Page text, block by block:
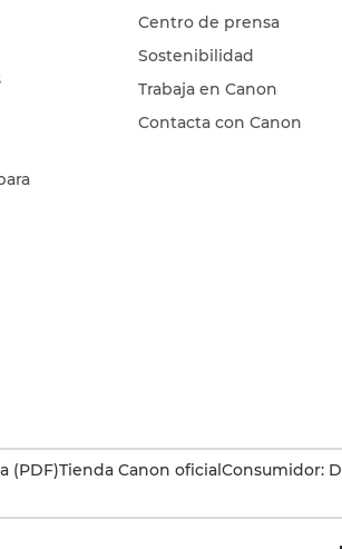
Centro de prensa
Sostenibilidad
Trabaja en Canon
Contacta con Canon
(PDF)Tienda Canon oficialConsumidor: